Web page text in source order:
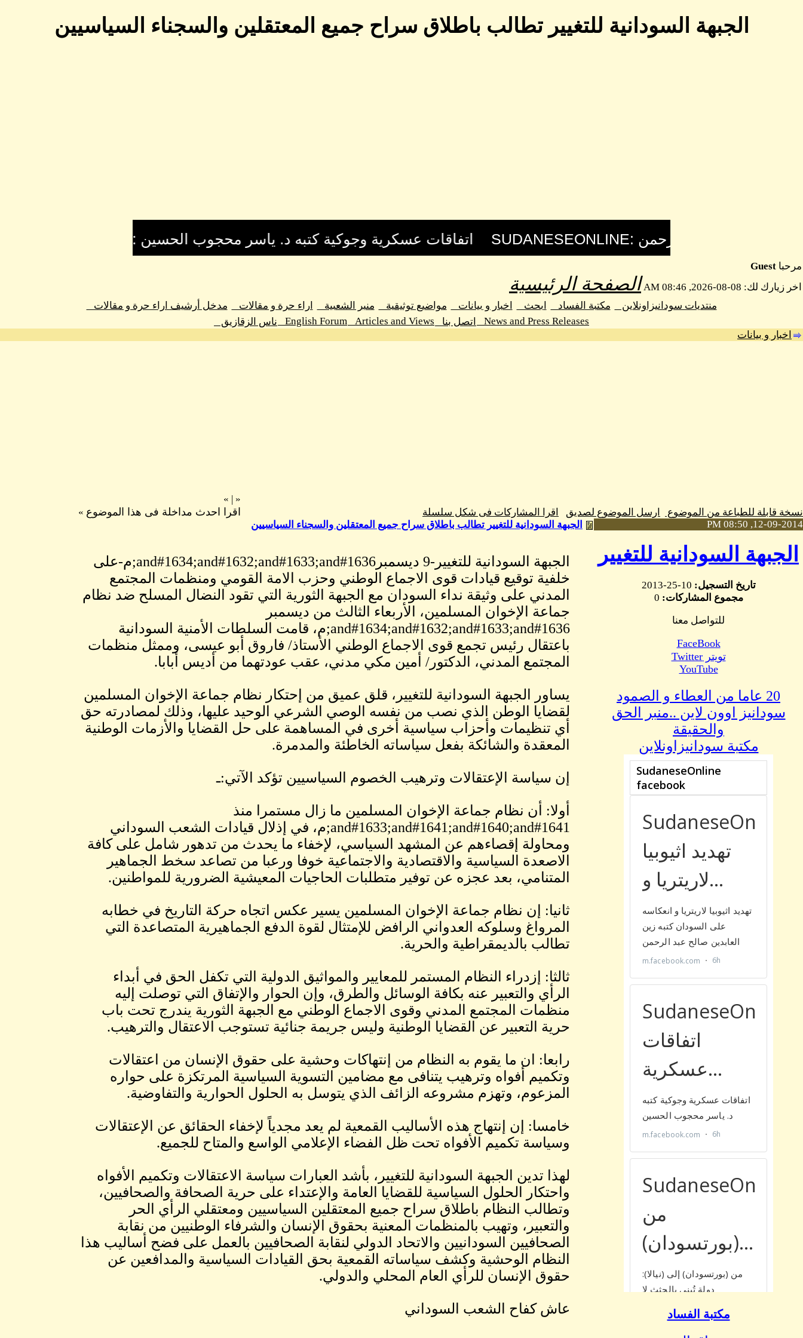
الجبهة السودانية للتغيير تطالب باطلاق سراح جميع المعتقلين والسجناء السياسيين
مرحبا Guest
اخر زيارك لك: 08-08-2026, 08:46 AM
الصفحة الرئيسية
منتديات سودانيزاونلاين مكتبة الفساد ابحث اخبار و بيانات مواضيع توثيقية منبر الشعبية اراء حرة و مقالات
مدخل أرشيف اراء حرة و مقالات
News and Press Releases
اتصل بنا Articles and Views
English Forum
ناس الزقازيق
اخبار و بيانات
نسخة قابلة للطباعة من الموضوع ارسل الموضوع لصديق اقرا المشاركات فى شكل سلسلة
«
|
»
اقرا احدث مداخلة فى هذا الموضوع »
12-09-2014, 08:50 PM
الجبهة السودانية للتغيير
تاريخ التسجيل:
مجموع المشاركات:
للتواصل معنا
FaceBook
تويتر Twitter
YouTube
20 عاما من العطاء و الصمود
سودانيز اوون لاين ..منبر الحق
والحقيقة
مكتبة سودانيزاونلاين
مكتبة الفساد
الجبهة السودانية للتغيير تطالب باطلاق سراح جميع المعتقلين والسجناء السياسيين
الجبهة السودانية للتغيير-9 ديسمبرand#1634;and#1632;and#1633;and#1636;م-على
خلفية توقيع قيادات قوى الاجماع الوطني وحزب الامة القومي ومنظمات المجتمع
المدني على وثيقة نداء السودان مع الجبهة الثورية التي تقود النضال المسلح ضد نظام
جماعة الإخوان المسلمين، الأربعاء الثالث من ديسمبر
and#1634;and#1632;and#1633;and#1636;م، قامت السلطات الأمنية السودانية
باعتقال رئيس تجمع قوى الاجماع الوطني الأستاذ/ فاروق أبو عيسى، وممثل منظمات
المجتمع المدني، الدكتور/ أمين مكي مدني، عقب عودتهما من أديس أبابا.
يساور الجبهة السودانية للتغيير، قلق عميق من إحتكار نظام جماعة الإخوان المسلمين
لقضايا الوطن الذي نصب من نفسه الوصي الشرعي الوحيد عليها، وذلك لمصادرته حق
أي تنظيمات وأحزاب سياسية أخرى في المساهمة على حل القضايا والأزمات الوطنية
المعقدة والشائكة بفعل سياساته الخاطئة والمدمرة.
إن سياسة الإعتقالات وترهيب الخصوم السياسيين تؤكد الآتي:ـ
أولا: أن نظام جماعة الإخوان المسلمين ما زال مستمرا منذ
and#1633;and#1641;and#1640;and#1641;م، في إذلال قيادات الشعب السوداني
ومحاولة إقصاءهم عن المشهد السياسي، لإخفاء ما يحدث من تدهور شامل على كافة
الاصعدة السياسية والاقتصادية والاجتماعية خوفا ورعبا من تصاعد سخط الجماهير
المتنامي، بعد عجزه عن توفير متطلبات الحاجيات المعيشية الضرورية للمواطنين.
ثانيا: إن نظام جماعة الإخوان المسلمين يسير عكس اتجاه حركة التاريخ في خطابه
المرواغ وسلوكه العدواني الرافض للإمتثال لقوة الدفع الجماهيرية المتصاعدة التي
تطالب بالديمقراطية والحرية.
ثالثا: إزدراء النظام المستمر للمعايير والمواثيق الدولية التي تكفل الحق في أبداء
الرأي والتعبير عنه بكافة الوسائل والطرق، وإن الحوار والإتفاق التي توصلت إليه
منظمات المجتمع المدني وقوى الاجماع الوطني مع الجبهة الثورية يندرج تحت باب
حرية التعبير عن القضايا الوطنية وليس جريمة جنائية تستوجب الاعتقال والترهيب.
رابعا: ان ما يقوم به النظام من إنتهاكات وحشية على حقوق الإنسان من اعتقالات
وتكميم أفواه وترهيب يتنافى مع مضامين التسوية السياسية المرتكزة على حواره
المزعوم، وتهزم مشروعه الزائف الذي يتوسل به الحلول الحوارية والتفاوضية.
خامسا: إن إنتهاج هذه الأساليب القمعية لم يعد مجدياً لإخفاء الحقائق عن الإعتقالات
وسياسة تكميم الأفواه تحت ظل الفضاء الإعلامي الواسع والمتاح للجميع.
لهذا تدين الجبهة السودانية للتغيير، بأشد العبارات سياسة الاعتقالات وتكميم الأفواه
واحتكار الحلول السياسية للقضايا العامة والإعتداء على حرية الصحافة والصحافيين،
وتطالب النظام باطلاق سراح جميع المعتقلين السياسيين ومعتقلي الرأي الحر
والتعبير، وتهيب بالمنظمات المعنية بحقوق الإنسان والشرفاء الوطنيين من نقابة
الصحافيين السودانيين والاتحاد الدولي لنقابة الصحافيين بالعمل على فضح أساليب هذا
النظام الوحشية وكشف سياساته القمعية بحق القيادات السياسية والمدافعين عن
حقوق الإنسان للرأي العام المحلي والدولي.
عاش كفاح الشعب السوداني